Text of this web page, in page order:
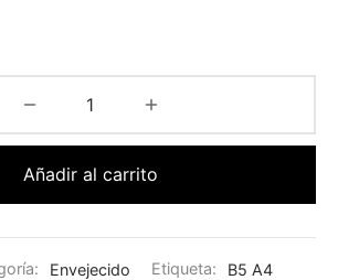
Añadir al carrito
Envejecido Etiqueta: B5 A4